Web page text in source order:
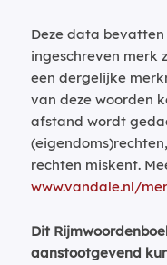
Deze data
ingeschreven merk
een dergelijke
van deze woorden
afstand wordt
rechten miskent.
www.vandale.nl/
Dit
aanstootgevend